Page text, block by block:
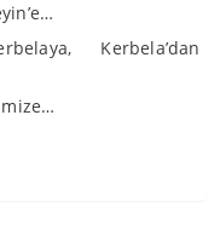
Kerbela’dan